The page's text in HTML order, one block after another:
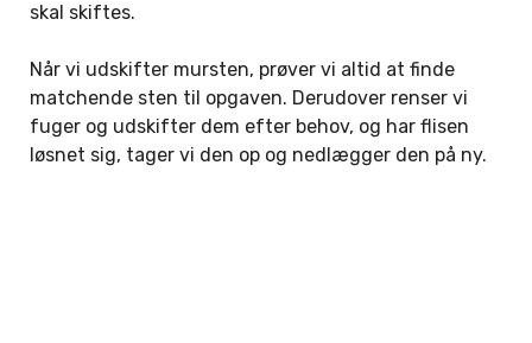
skal skiftes.
Når vi udskifter mursten, prøver vi altid at finde
matchende sten til opgaven. Derudover renser vi
fuger og udskifter dem efter behov, og har flisen
løsnet sig, tager vi den op og nedlægger den på ny.